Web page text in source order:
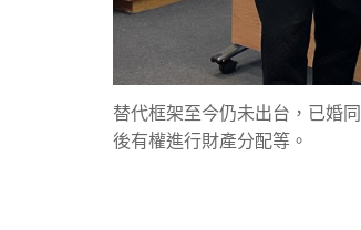
替代框架至今仍未出台，已婚
後有權進行財產分配等。